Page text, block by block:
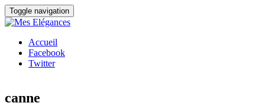
Toggle navigation
Accueil
Facebook
Twitter
canne